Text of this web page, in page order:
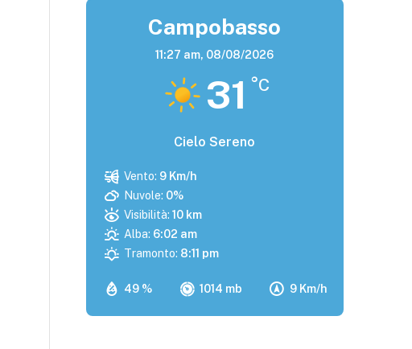
Campobasso
11:27 am, 08/08/2026
31 °C
Cielo Sereno
49 % 1014 mb 9 Km/h
Vento: 9 Km/h
Nuvole: 0%
Visibilità: 10 km
Alba: 6:02 am
Tramonto: 8:11 pm